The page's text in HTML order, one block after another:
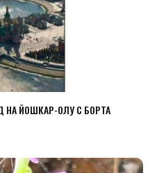
ЙОШКАР-ОЛУ С БОРТА